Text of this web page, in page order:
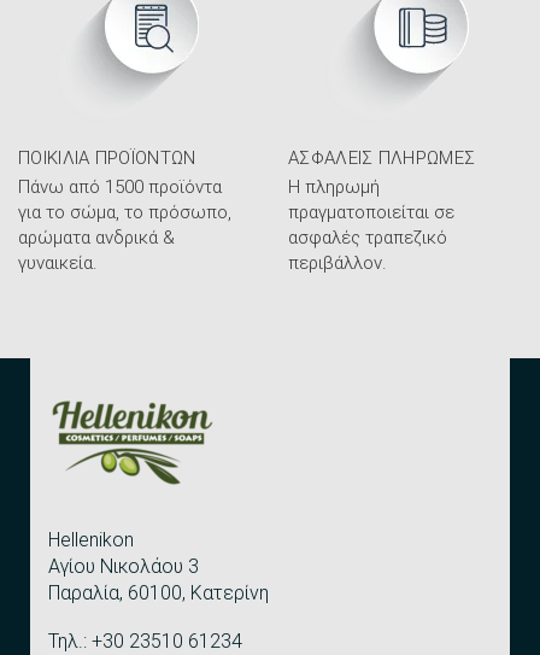
ΠΟΙΚΙΛΊΑ ΠΡΟΪΌΝΤΩΝ
Πάνω από 1500 προϊόντα
για το σώμα, το πρόσωπο,
αρώματα ανδρικά &
γυναικεία.
ΑΣΦΑΛΕΊΣ ΠΛΗΡΩΜΈΣ
Η πληρωμή
πραγματοποιείται σε
ασφαλές τραπεζικό
περιβάλλον.
Hellenikon
Αγίου Νικολάου 3
Παραλία, 60100, Κατερίνη
Τηλ.: +30 23510 61234